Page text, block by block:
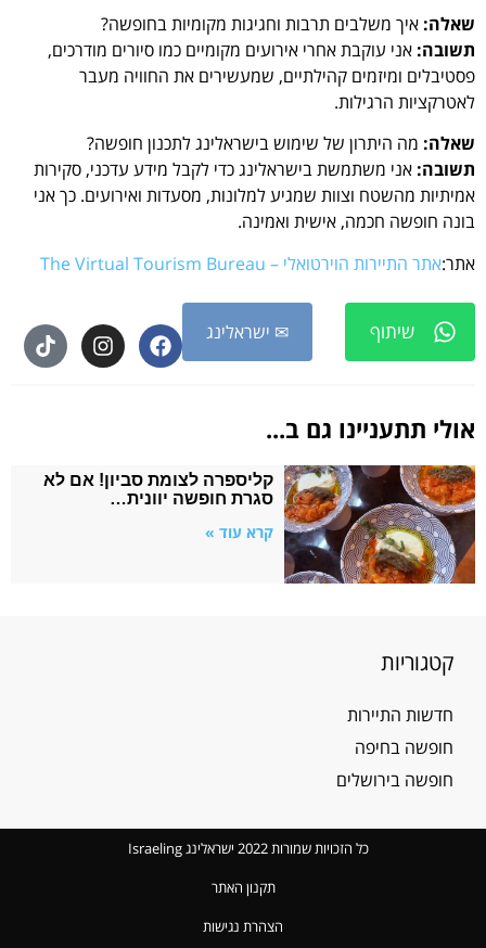
שאלה: איך משלבים תרבות וחגיגות מקומיות בחופשה?
תשובה: אני עוקבת אחרי אירועים מקומיים כמו סיורים מודרכים,
פסטיבלים ומיזמים קהילתיים, שמעשירים את החוויה מעבר
לאטרקציות הרגילות.
שאלה: מה היתרון של שימוש בישראלינג לתכנון חופשה?
תשובה: אני משתמשת בישראלינג כדי לקבל מידע עדכני, סקירות
אמיתיות מהשטח וצוות שמגיע למלונות, מסעדות ואירועים. כך אני
בונה חופשה חכמה, אישית ואמינה.
אתר:אתר התיירות הוירטואלי – The Virtual Tourism Bureau
שיתוף ✉ ישראלינג
אולי תתעניינו גם ב...
קליספרה לצומת סביון! אם לא
סגרת חופשה יוונית…
קרא עוד »
קטגוריות
חדשות התיירות
חופשה בחיפה
חופשה בירושלים
כל הזכויות שמורות 2022 ישראלינג Israeling
תקנון האתר
הצהרת נגישות